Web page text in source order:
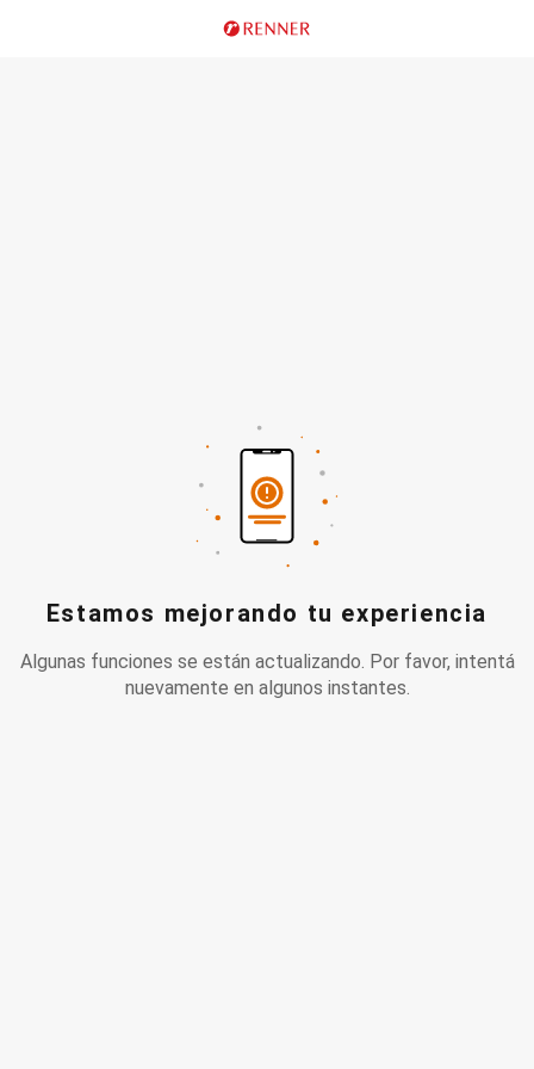
Estamos mejorando tu experiencia
Algunas funciones se están actualizando. Por favor, intentá
nuevamente en algunos instantes.